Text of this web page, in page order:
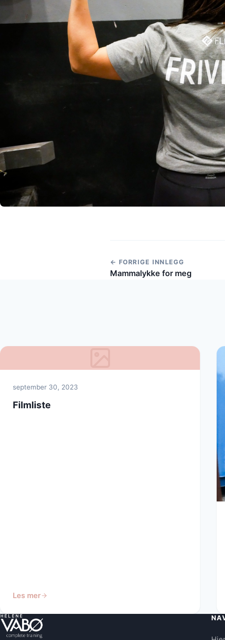
← FORRIGE INNLEGG
Mammalykke for meg
september 30, 2023
Filmliste
Les mer